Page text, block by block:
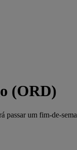
(ORD)
passar um fim-de-